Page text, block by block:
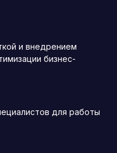
и внедрением
бизнес-
для работы